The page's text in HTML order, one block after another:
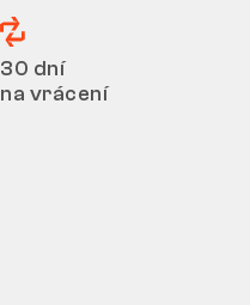
30 dní
na vrácení